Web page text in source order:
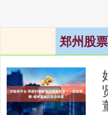
郑州股